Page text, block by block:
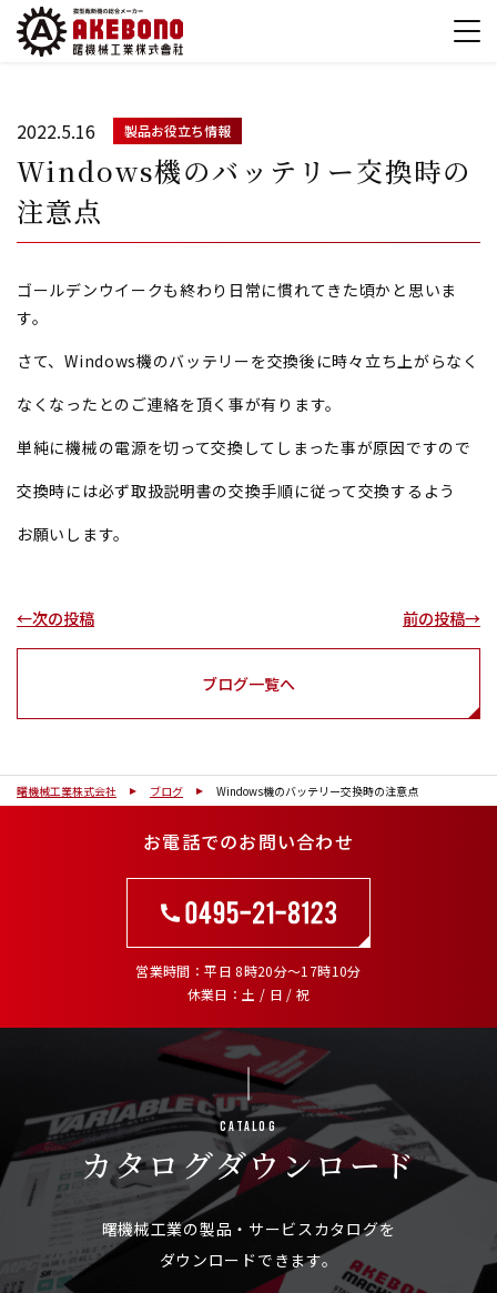
2022.5.16 製品お役立ち情報
Windows機のバッテリー交換時の
注意点
ゴールデンウイークも終わり日常に慣れてきた頃かと思いま
す。
さて、Windows機のバッテリーを交換後に時々立ち上がらなく
なくなったとのご連絡を頂く事が有ります。
単純に機械の電源を切って交換してしまった事が原因ですので
交換時には必ず取扱説明書の交換手順に従って交換するよう
お願いします。
←次の投稿 前の投稿→
ブログ一覧へ
曙機械工業株式会社 ブログ Windows機のバッテリー交換時の注意点
お電話でのお問い合わせ
営業時間
平日 8時20分～17時10分
休業日
土 / 日 / 祝
Catalog
カタログダウンロード